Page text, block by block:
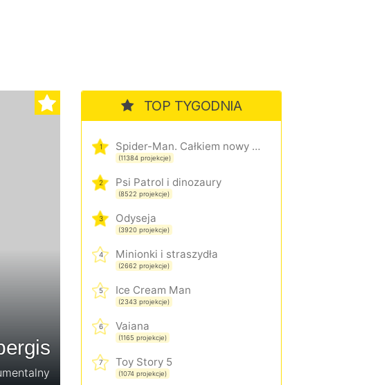
TOP TYGODNIA
1 Spider-Man. Całkiem nowy dzień
(11384 projekcje)
2 Psi Patrol i dinozaury
(8522 projekcje)
3 Odyseja
(3920 projekcje)
4 Minionki i straszydła
(2662 projekcje)
5 Ice Cream Man
(2343 projekcje)
6 Vaiana
(1165 projekcje)
7 Toy Story 5
(1074 projekcje)